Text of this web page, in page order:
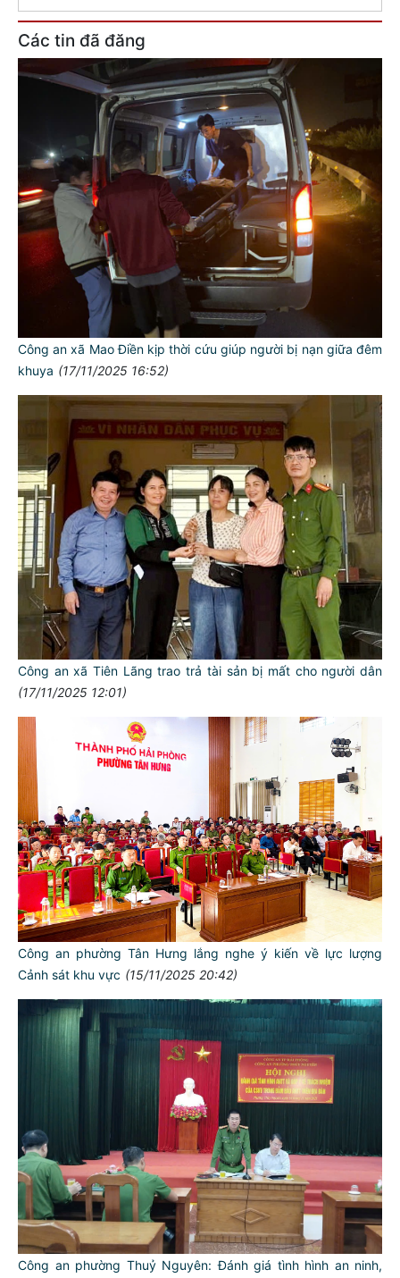
Các tin đã đăng
Công an xã Mao Điền kịp thời cứu giúp người bị nạn giữa đêm
khuya (17/11/2025 16:52)
Công an xã Tiên Lãng trao trả tài sản bị mất cho người dân
(17/11/2025 12:01)
Công an phường Tân Hưng lắng nghe ý kiến về lực lượng
Cảnh sát khu vực (15/11/2025 20:42)
Công an phường Thuỷ Nguyên: Đánh giá tình hình an ninh,